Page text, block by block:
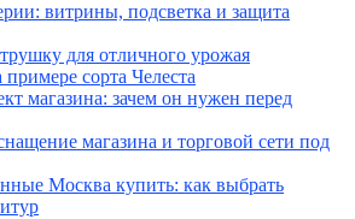
витрины, подсветка и защита
для отличного урожая
сорта Челеста
магазина: зачем он нужен перед
магазина и торговой сети под
Москва купить: как выбрать